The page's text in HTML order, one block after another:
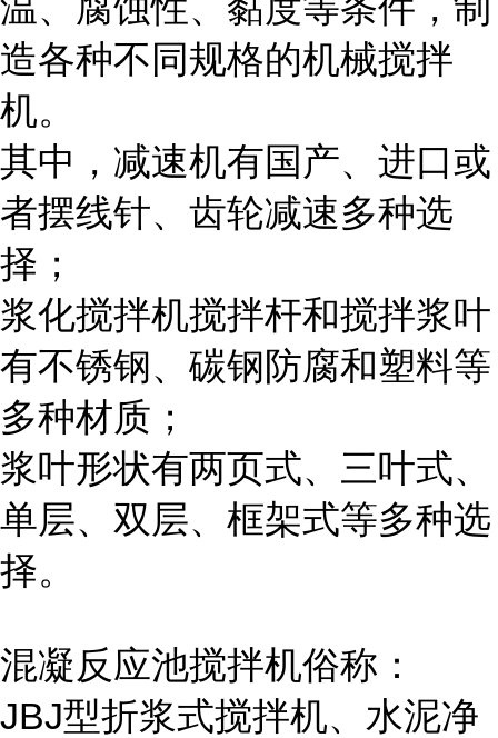
造各种不同规格的机械搅拌
机。
其中，减速机有国产、进口或
者摆线针、齿轮减速多种选
择；
浆化搅拌机搅拌杆和搅拌浆叶
有不锈钢、碳钢防腐和塑料等
多种材质；
浆叶形状有两页式、三叶式、
单层、双层、框架式等多种选
择。
混凝反应池搅拌机俗称：
JBJ型折浆式搅拌机、水泥净